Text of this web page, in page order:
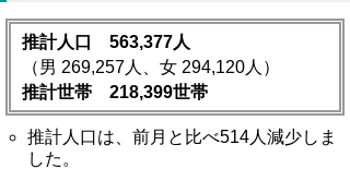
推計人口 563,377人
（男 269,257人、女 294,120人）
推計世帯 218,399世帯
推計人口は、前月と比べ514人減少しま
した。